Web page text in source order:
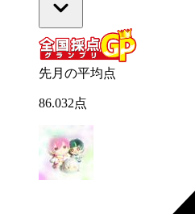
先月の平均点
86.032点